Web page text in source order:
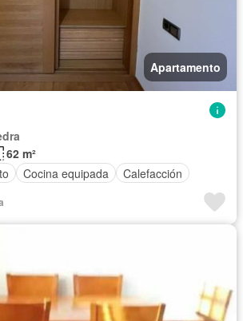
Apartamento
62 m²
Cocina equipada Calefacción